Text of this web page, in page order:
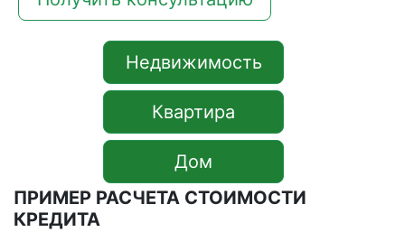
Недвижимость
Квартира
Дом
ПРИМЕР РАСЧЕТА СТОИМОСТИ
КРЕДИТА